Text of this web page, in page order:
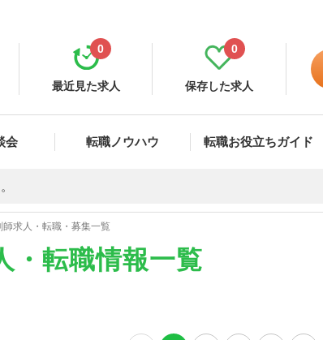
最近見た求人
0
保存した求人
0
会 転職ノウハウ 転職お役立ちガイド
求人・転職・募集一覧
・転職情報一覧